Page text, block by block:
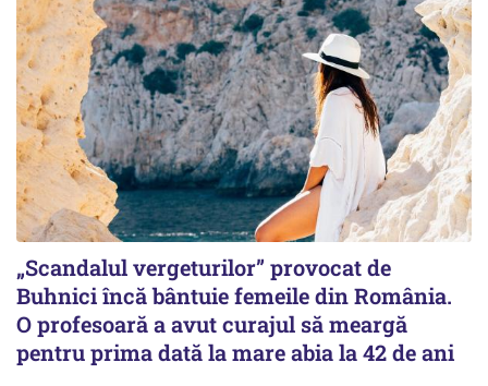
„Scandalul vergeturilor” provocat de
Buhnici încă bântuie femeile din România.
O profesoară a avut curajul să meargă
pentru prima dată la mare abia la 42 de ani